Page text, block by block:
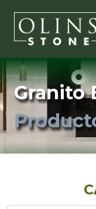
Granito